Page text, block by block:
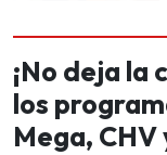
¡No deja la
los
Mega, CHV